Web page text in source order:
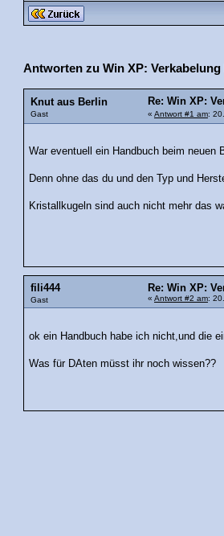
Antworten zu Win XP:
Knut aus Berlin
Gast
Re: Win XP:
« Antwort #1 am:
War eventuell ein Handbuch beim neuen
Denn ohne das du und den Typ und
Kristallkugeln sind auch nicht mehr das
fili444
Gast
Re: Win XP:
« Antwort #2 am:
ok ein Handbuch habe ich nicht,und die
Was für DAten müsst ihr noch wissen??